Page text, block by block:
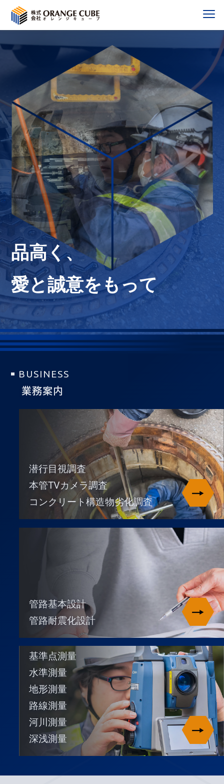
品高く、
愛と誠意をもって
BUSINESS
業務案内
潜行目視調査
本管TVカメラ調査
コンクリート構造物劣化調査
管路基本設計
管路耐震化設計
基準点測量
水準測量
地形測量
路線測量
河川測量
深浅測量